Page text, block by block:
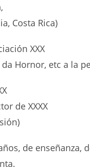
Costa Rica)
XXX
Hornor, etc a la
de XXXX
de